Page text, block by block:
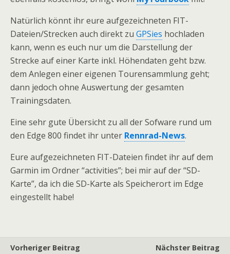
Natürlich könnt ihr eure aufgezeichneten FIT-
Dateien/Strecken auch direkt zu GPSies hochladen
kann, wenn es euch nur um die Darstellung der
Strecke auf einer Karte inkl. Höhendaten geht bzw.
dem Anlegen einer eigenen Tourensammlung geht;
dann jedoch ohne Auswertung der gesamten
Trainingsdaten.
Eine sehr gute Übersicht zu all der Sofware rund um
den Edge 800 findet ihr unter Rennrad-News.
Eure aufgezeichneten FIT-Dateien findet ihr auf dem
Garmin im Ordner “activities”; bei mir auf der “SD-
Karte”, da ich die SD-Karte als Speicherort im Edge
eingestellt habe!
Vorheriger Beitrag
Nächster Beitrag